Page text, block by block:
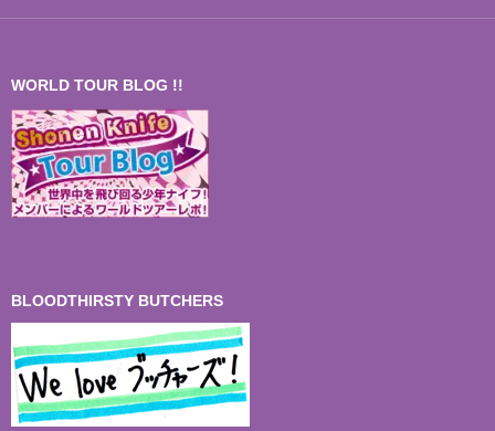
WORLD TOUR BLOG !!
BLOODTHIRSTY BUTCHERS